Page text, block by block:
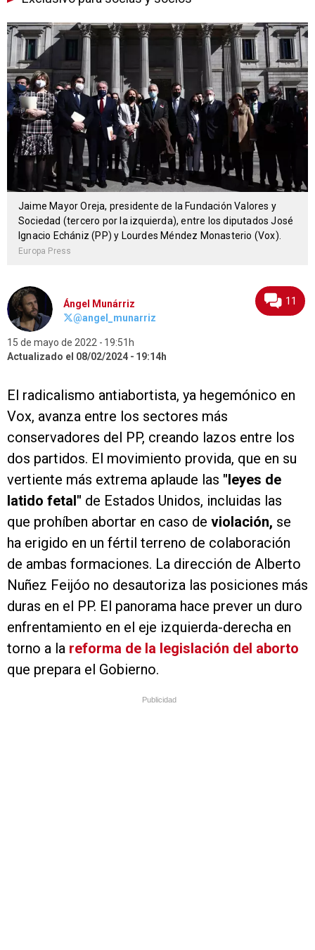
Jaime Mayor Oreja, presidente de la Fundación Valores y
Sociedad (tercero por la izquierda), entre los diputados José
Ignacio Echániz (PP) y Lourdes Méndez Monasterio (Vox).
Europa Press
Ángel Munárriz
@angel_munarriz
15 de mayo de 2022
19:51h
Actualizado el 08/02/2024
19:14h
11
El radicalismo antiabortista, ya hegemónico en
Vox, avanza entre los sectores más
conservadores del PP, creando lazos entre los
dos partidos. El movimiento provida, que en su
vertiente más extrema aplaude las "leyes de
latido fetal" de Estados Unidos, incluidas las
que prohíben abortar en caso de violación, se
ha erigido en un fértil terreno de colaboración
de ambas formaciones. La dirección de Alberto
Nuñez Feijóo no desautoriza las posiciones más
duras en el PP. El panorama hace prever un duro
enfrentamiento en el eje izquierda-derecha en
torno a la reforma de la legislación del aborto
que prepara el Gobierno.
Publicidad